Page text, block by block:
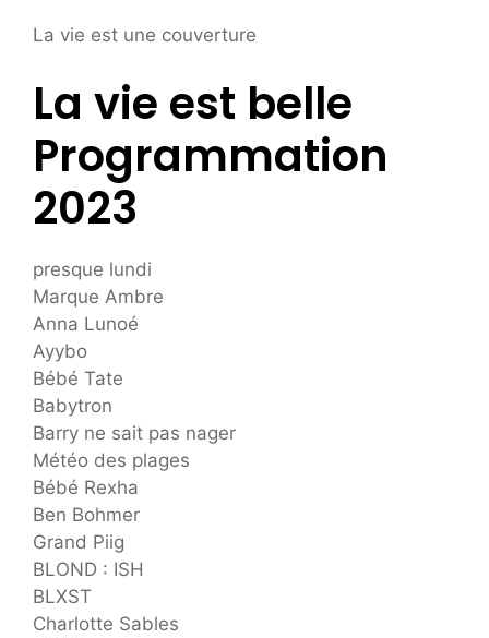
La vie est une couverture
La vie est belle
Programmation
2023
presque lundi
Marque Ambre
Anna Lunoé
Ayybo
Bébé Tate
Babytron
Barry ne sait pas nager
Météo des plages
Bébé Rexha
Ben Bohmer
Grand Piig
BLOND : ISH
BLXST
Charlotte Sables